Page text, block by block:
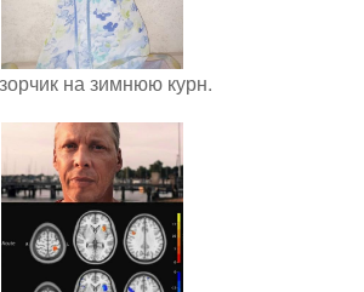
на зимнюю курн.